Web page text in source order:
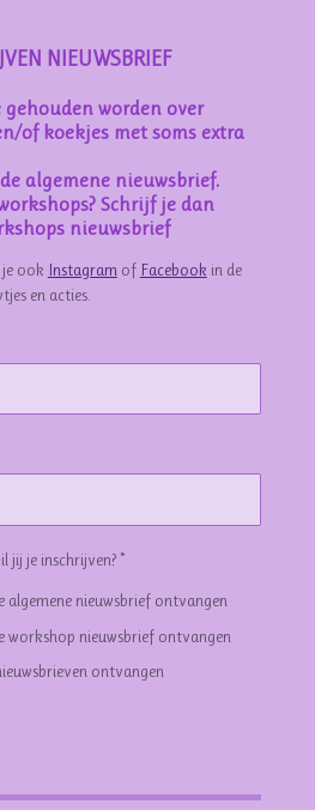
NIEUWSBRIEF
worden over
of koekjes met soms extra
algemene nieuwsbrief.
Schrijf je dan
nieuwsbrief
je ook Instagram of Facebook in de
en acties.
jij je inschrijven? *
algemene nieuwsbrief ontvangen
workshop nieuwsbrief ontvangen
ontvangen